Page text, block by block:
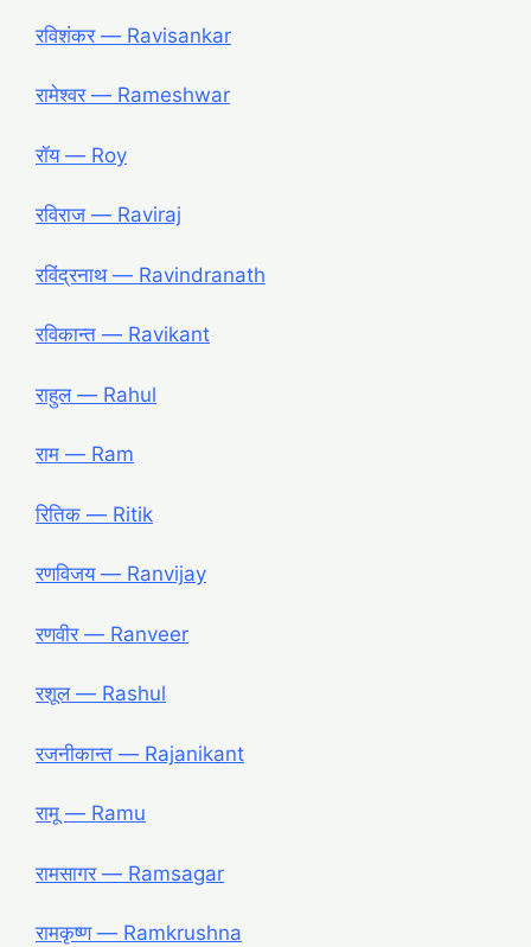
रविशंकर ― Ravisankar
रामेश्वर ― Rameshwar
रॉय ― Roy
रविराज ― Raviraj
रविंद्रनाथ ― Ravindranath
रविकान्त ― Ravikant
राहुल ― Rahul
राम ― Ram
रितिक ― Ritik
रणविजय ― Ranvijay
रणवीर ― Ranveer
रशूल ― Rashul
रजनीकान्त ― Rajanikant
रामू ― Ramu
रामसागर ― Ramsagar
रामकृष्ण ― Ramkrushna